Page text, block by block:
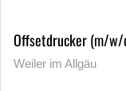
Offsetdrucker (m/w/
Weiler im Allgäu